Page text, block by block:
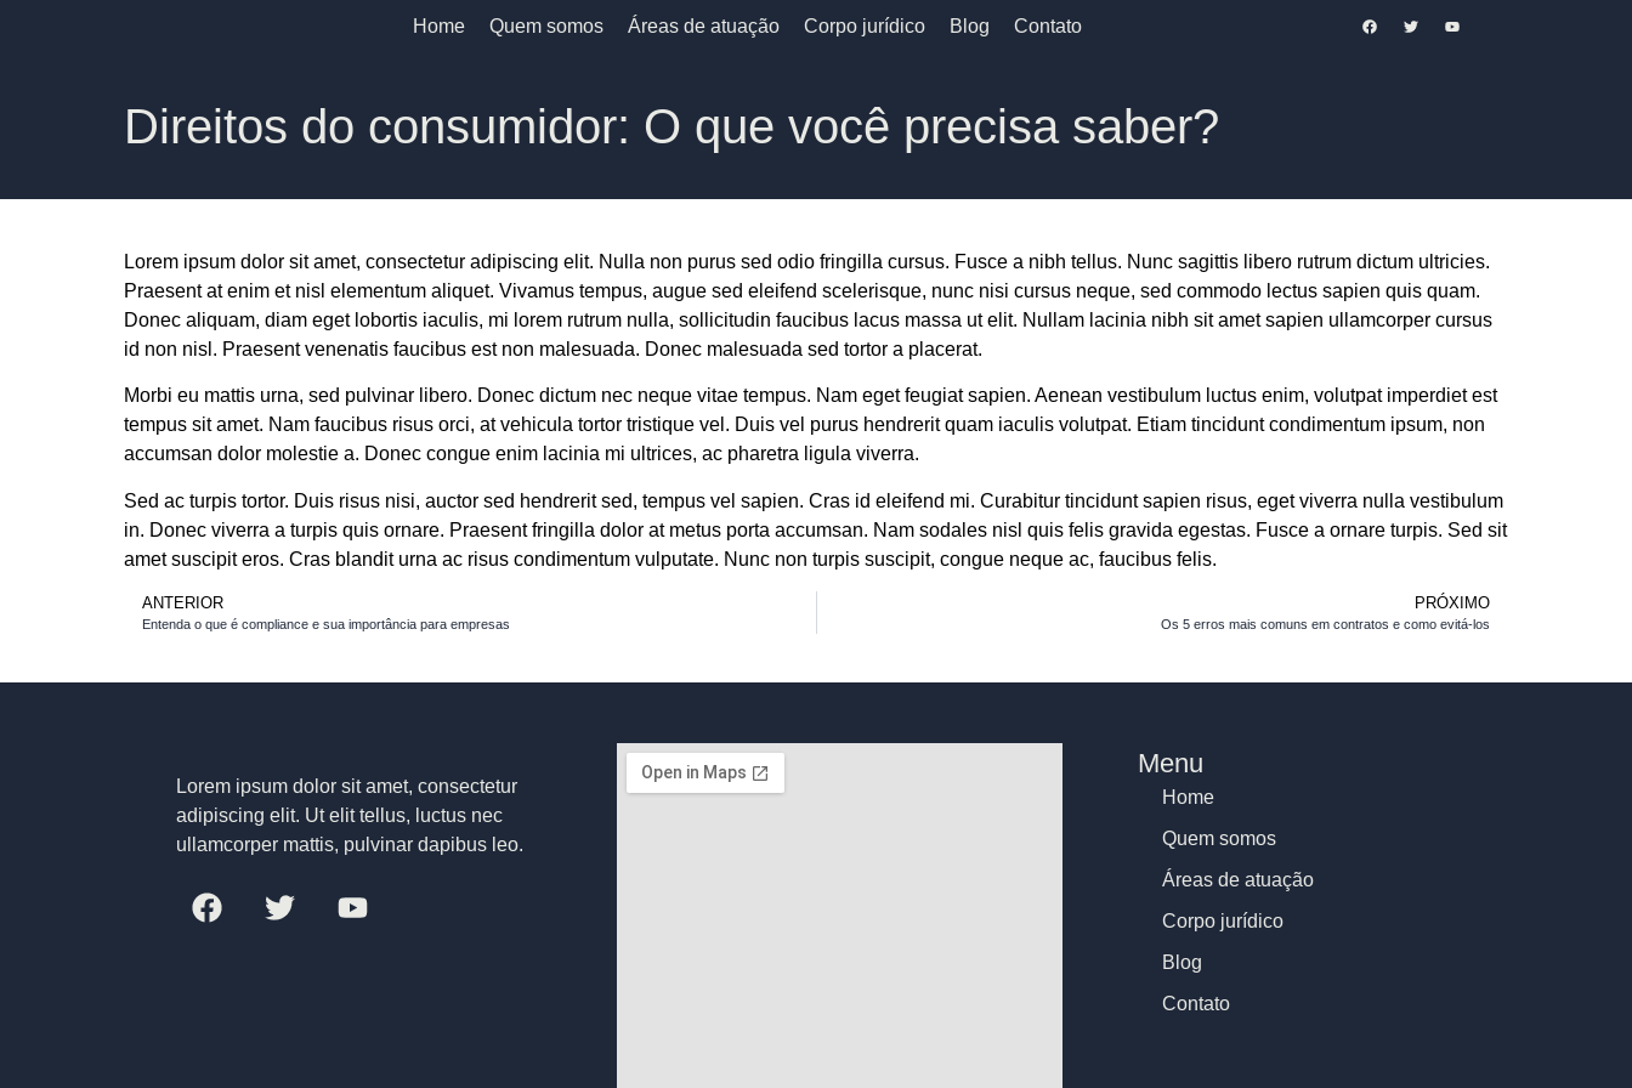
Home Quem somos Áreas de atuação Corpo jurídico Blog Contato
Direitos do consumidor: O que você precisa saber?
Lorem ipsum dolor sit amet, consectetur adipiscing elit. Nulla non purus sed odio fringilla cursus. Fusce a nibh tellus. Nunc sagittis libero rutrum dictum ultricies.
Praesent at enim et nisl elementum aliquet. Vivamus tempus, augue sed eleifend scelerisque, nunc nisi cursus neque, sed commodo lectus sapien quis quam.
Donec aliquam, diam eget lobortis iaculis, mi lorem rutrum nulla, sollicitudin faucibus lacus massa ut elit. Nullam lacinia nibh sit amet sapien ullamcorper cursus
id non nisl. Praesent venenatis faucibus est non malesuada. Donec malesuada sed tortor a placerat.
Morbi eu mattis urna, sed pulvinar libero. Donec dictum nec neque vitae tempus. Nam eget feugiat sapien. Aenean vestibulum luctus enim, volutpat imperdiet est
tempus sit amet. Nam faucibus risus orci, at vehicula tortor tristique vel. Duis vel purus hendrerit quam iaculis volutpat. Etiam tincidunt condimentum ipsum, non
accumsan dolor molestie a. Donec congue enim lacinia mi ultrices, ac pharetra ligula viverra.
Sed ac turpis tortor. Duis risus nisi, auctor sed hendrerit sed, tempus vel sapien. Cras id eleifend mi. Curabitur tincidunt sapien risus, eget viverra nulla vestibulum
in. Donec viverra a turpis quis ornare. Praesent fringilla dolor at metus porta accumsan. Nam sodales nisl quis felis gravida egestas. Fusce a ornare turpis. Sed sit
amet suscipit eros. Cras blandit urna ac risus condimentum vulputate. Nunc non turpis suscipit, congue neque ac, faucibus felis.
ANTERIOR
Entenda o que é compliance e sua importância para empresas
PRÓXIMO
Os 5 erros mais comuns em contratos e como evitá-los
Lorem ipsum dolor sit amet, consectetur
adipiscing elit. Ut elit tellus, luctus nec
ullamcorper mattis, pulvinar dapibus leo.
Menu
Home
Quem somos
Áreas de atuação
Corpo jurídico
Blog
Contato